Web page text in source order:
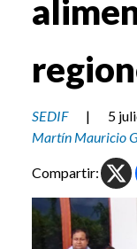
SEDIF |
5
Martín Mauricio
Compartir: